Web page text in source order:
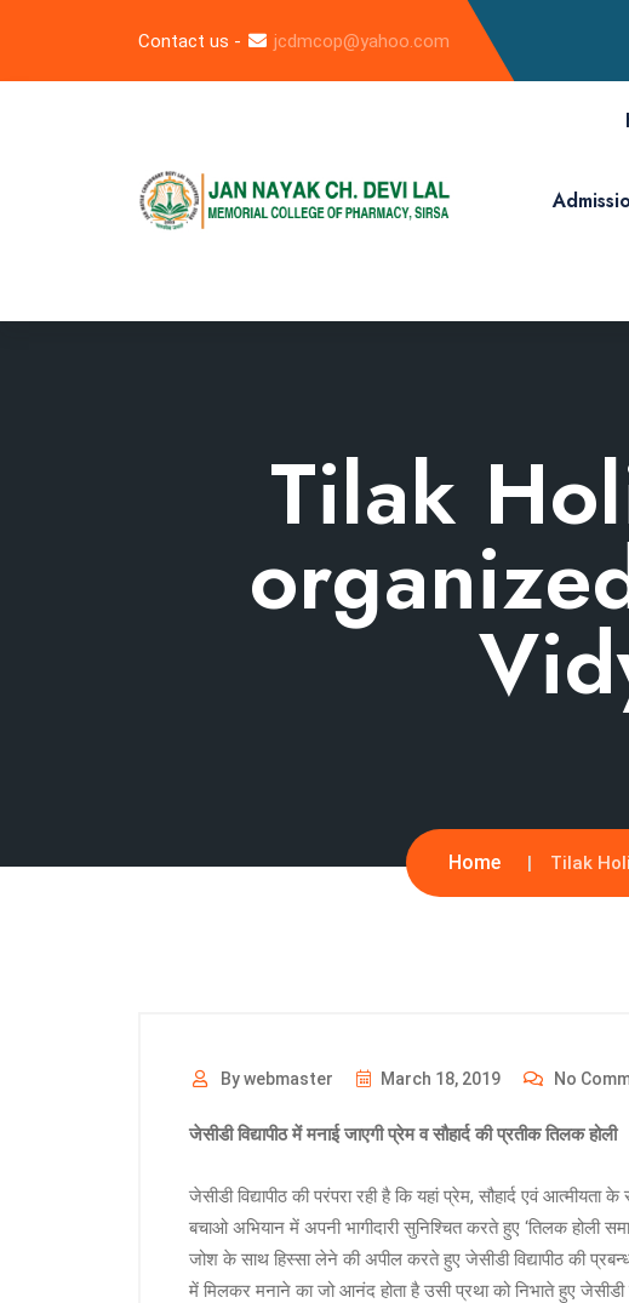
Contact us - jcdmcop@yahoo.com
Tilak
Home Tilak
By webmaster March 18, 2019 No
जेसीडी विद्यापीठ में मनाई जाएगी प्रेम व सौहार्द की प्रतीक तिलक होली
जेसीडी विद्यापीठ की परंपरा रही है कि यहां प्रेम, सौहार्द एवं
बचाओ अभियान में अपनी भागीदारी सुनिश्चित करते हुए ‘तिलक होली
जोश के साथ हिस्सा लेने की अपील करते हुए जेसीडी विद्यापीठ की
में मिलकर मनाने का जो आनंद होता है उसी प्रथा को निभाते हुए जेसीडी